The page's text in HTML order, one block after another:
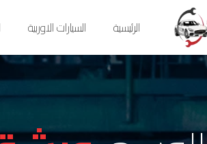
الرئيسية السيارات الاوربية